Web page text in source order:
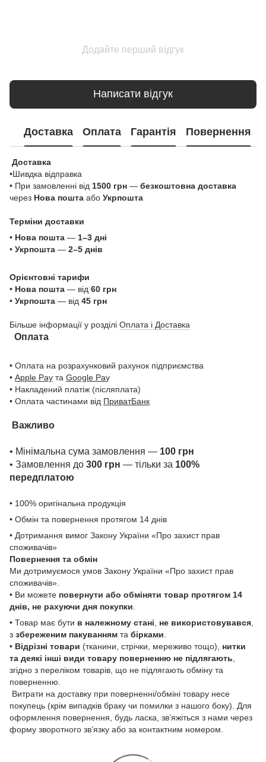
Додайте перший відгук
Написати відгук
Доставка Оплата Гарантія Повернення
Доставка
•Шивдка відправка
• При замовленні від 1500 грн — безкоштовна доставка
через Нова пошта або Укрпошта
Терміни доставки
• Нова пошта — 1–3 дні
• Укрпошта — 2–5 днів
Орієнтовні тарифи
• Нова пошта — від 60 грн
• Укрпошта — від 45 грн
Більше інформації у розділі Оплата і Доставка
Оплата
• Оплата на розрахунковий рахунок підприємства
• Apple Pay та Google Pay
• Накладений платіж (післяплата)
• Оплата частинами від ПриватБанк
Важливо
• Мінімальна сума замовлення — 100 грн
• Замовлення до 300 грн — тільки за 100%
передплатою
• 100% оригінальна продукція
• Обмін та повернення протягом 14 днів
• Дотримання вимог Закону України «Про захист прав
споживачів»
Повернення та обмін
Ми дотримуємося умов Закону України «Про захист прав
споживачів».
• Ви можете повернути або обміняти товар протягом 14
днів, не рахуючи дня покупки
• Товар має бути в належному стані не використовувався
з збереженим пакуванням та бірками
• Відрізні товари (тканини, стрічки, мереживо тощо), нитки
та деякі інші види товару поверненню не підлягають
згідно з переліком товарів, що не підлягають обміну та
поверненню.
Витрати на доставку при поверненні/обміні товару несе
покупець (крім випадків браку чи помилки з нашого боку). Для
оформлення повернення, будь ласка, зв’яжіться з нами через
форму зворотного зв’язку або за контактним номером.